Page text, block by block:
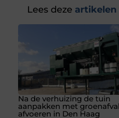
Lees deze artikelen
Na de verhuizing de tuin
aanpakken met groenafval
afvoeren in Den Haag